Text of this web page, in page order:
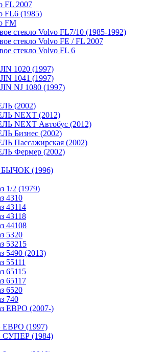
FL 2007
FL6 (1985)
FM
стекло Volvo FL7/10 (1985-1992)
стекло Volvo FE / FL 2007
стекло Volvo FL 6
1020 (1997)
1041 (1997)
NJ 1080 (1997)
(2002)
NEXT (2012)
NEXT Автобус (2012)
Бизнес (2002)
Пассажирская (2002)
Фермер (2002)
(1996)
1/2 (1979)
4310
43114
43118
44108
5320
53215
5490 (2013)
55111
65115
65117
6520
740
ЕВРО (2007-)
(1997)
(1984)